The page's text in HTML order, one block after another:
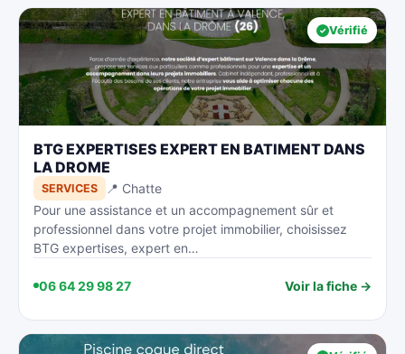
Vérifié
BTG EXPERTISES EXPERT EN BATIMENT DANS
LA DROME
SERVICES
📍 Chatte
Pour une assistance et un accompagnement sûr et
professionnel dans votre projet immobilier, choisissez
BTG expertises, expert en…
06 64 29 98 27 Voir la fiche →